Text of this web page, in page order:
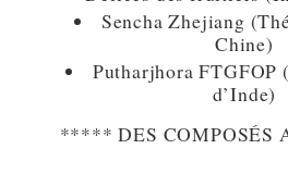
Sencha Zhejiang
Chine)
Putharjhora FTGFOP
d’Inde)
***** DES COMPOSÉS